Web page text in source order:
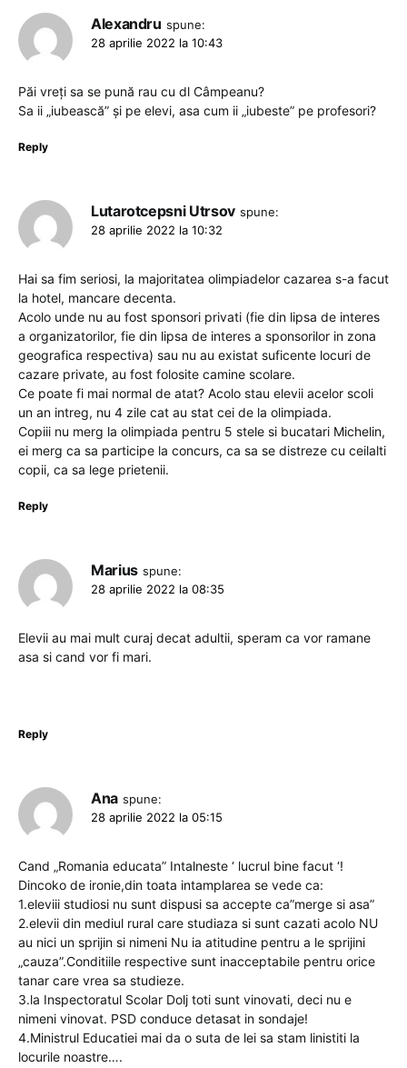
Alexandru spune:
28 aprilie 2022 la 10:43
Păi vreți sa se pună rau cu dl Câmpeanu?
Sa ii „iubească” și pe elevi, asa cum ii „iubeste” pe profesori?
Reply
Lutarotcepsni Utrsov spune:
28 aprilie 2022 la 10:32
Hai sa fim seriosi, la majoritatea olimpiadelor cazarea s-a facut
la hotel, mancare decenta.
Acolo unde nu au fost sponsori privati (fie din lipsa de interes
a organizatorilor, fie din lipsa de interes a sponsorilor in zona
geografica respectiva) sau nu au existat suficente locuri de
cazare private, au fost folosite camine scolare.
Ce poate fi mai normal de atat? Acolo stau elevii acelor scoli
un an intreg, nu 4 zile cat au stat cei de la olimpiada.
Copiii nu merg la olimpiada pentru 5 stele si bucatari Michelin,
ei merg ca sa participe la concurs, ca sa se distreze cu ceilalti
copii, ca sa lege prietenii.
Reply
Marius spune:
28 aprilie 2022 la 08:35
Elevii au mai mult curaj decat adultii, speram ca vor ramane
asa si cand vor fi mari.
Reply
Ana spune:
28 aprilie 2022 la 05:15
Cand „Romania educata” Intalneste ‘ lucrul bine facut ‘!
Dincoko de ironie,din toata intamplarea se vede ca:
1.eleviii studiosi nu sunt dispusi sa accepte ca”merge si asa”
2.elevii din mediul rural care studiaza si sunt cazati acolo NU
au nici un sprijin si nimeni Nu ia atitudine pentru a le sprijini
„cauza”.Conditiile respective sunt inacceptabile pentru orice
tanar care vrea sa studieze.
3.la Inspectoratul Scolar Dolj toti sunt vinovati, deci nu e
nimeni vinovat. PSD conduce detasat in sondaje!
4.Ministrul Educatiei mai da o suta de lei sa stam linistiti la
locurile noastre….